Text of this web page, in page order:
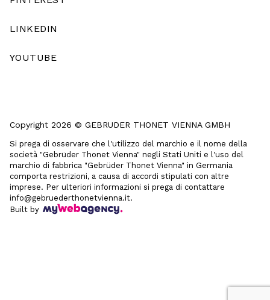
LINKEDIN
YOUTUBE
Copyright 2026 © GEBRUDER THONET VIENNA GMBH
Si prega di osservare che l'utilizzo del marchio e il nome della
società "Gebrüder Thonet Vienna" negli Stati Uniti e l'uso del
marchio di fabbrica "Gebrüder Thonet Vienna" in Germania
comporta restrizioni, a causa di accordi stipulati con altre
imprese. Per ulteriori informazioni si prega di contattare
info@gebruederthonetvienna.it.
Built by